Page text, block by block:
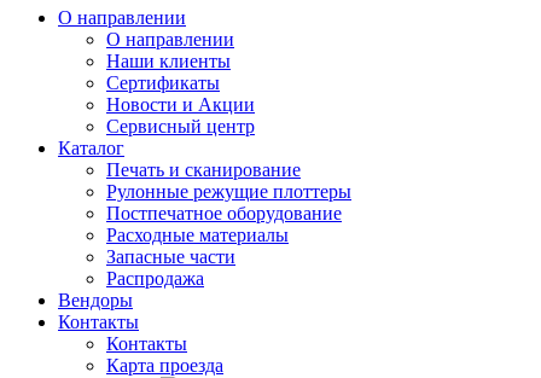
О направлении
О направлении
Наши клиенты
Сертификаты
Новости и Акции
Сервисный центр
Каталог
Печать и сканирование
Рулонные режущие плоттеры
Постпечатное оборудование
Расходные материалы
Запасные части
Распродажа
Вендоры
Контакты
Контакты
Карта проезда